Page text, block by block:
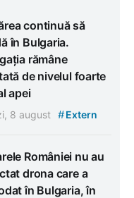
continuă să
în Bulgaria.
rămâne
de nivelul foarte
apei
8 august #Extern
României nu au
drona care a
în Bulgaria, în